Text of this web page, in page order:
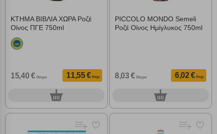
ΚΤΗΜΑ ΒΙΒΛΙΑ ΧΩΡΑ Ροζέ
Οίνος ΠΓΕ 750ml
15,40 € /λίτρο 11,55 € /τεμ.
0τεμ.
PICCOLO MONDO Semeli
Ροζέ Οίνος Ημίγλυκος 750ml
8,03 € /λίτρο 6,02 € /τεμ.
0τεμ.
Cookies απόδοσης
Απολύτως απαραίτητα cookies
Αποθήκευση ρυθμίσεων
Απόρριψη όλων
Αποδοχή όλων